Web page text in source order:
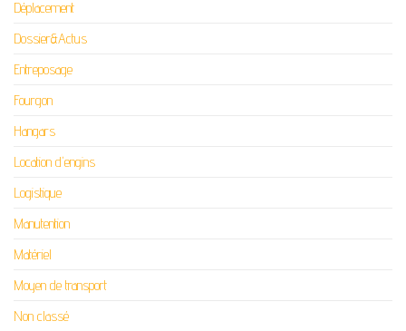
Déplacement
Dossier&Actus
Entreposage
Fourgon
Hangars
Location d'engins
Logistique
Manutention
Matériel
Moyen de transport
Non classé